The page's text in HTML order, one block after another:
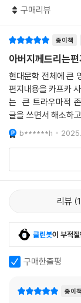
--- 「부록_ 누이동생
보내지 못한 편지인
“제 글쓰기의 주제는
하는 것들만 글에서
도적으로 지연하기
아버지와의 관계에
하는 요소들(교육,
세밀하게 짚어나가
향을 끼쳤고 그의 작
려한다면, 필연적인
자 카프카의 친구
서한으로 평가하면
아버지에 대한 그의
카는 부자간의 응어
표현한다. 하지만 무
적 의미의 소송’이
구매리뷰
종이책
아버지께드리는편
현대문학 전체에 큰
편지내용을 카프카
는 큰 트라우마적
글을 쓰면서 해소하
있도록 한 생명의 원
버지를 향한 감정
b******h
리뷰 1
클린봇이 부적
구매한줄평
종이책